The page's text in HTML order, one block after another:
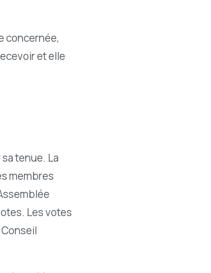
concernée,
et elle
tenue. La
membres
Les votes